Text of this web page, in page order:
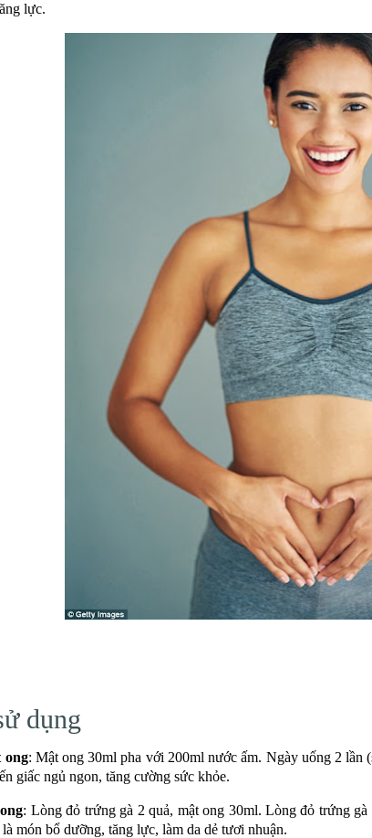
lực.
dụng
ong: Mật ong 30ml pha với 200ml nước ấm. Ngày uống 2 lần
giấc ngủ ngon, tăng cường sức khỏe.
: Lòng đỏ trứng gà 2 quả, mật ong 30ml. Lòng đỏ trứng
món bổ dưỡng, tăng lực, làm da dẻ tươi nhuận.